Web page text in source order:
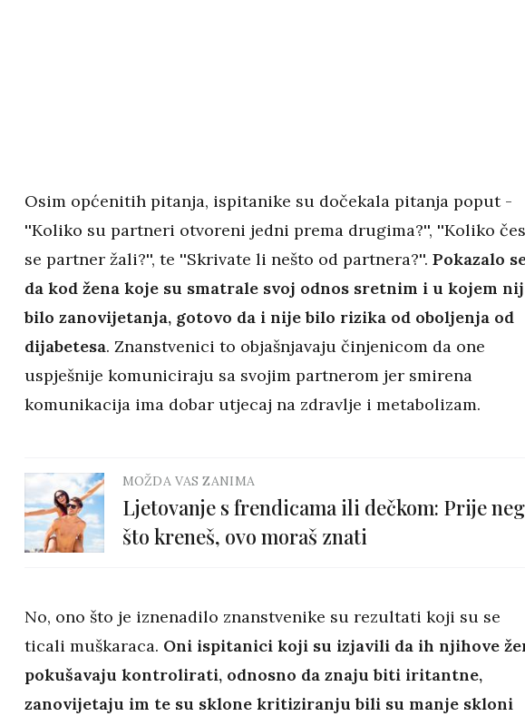
Osim općenitih pitanja, ispitanike su dočekala pitanja poput -
''Koliko su partneri otvoreni jedni prema drugima?'', ''Koliko
se partner žali?'', te ''Skrivate li nešto od partnera?''. Pokazalo
da kod žena koje su smatrale svoj odnos sretnim i u kojem
bilo zanovijetanja, gotovo da i nije bilo rizika od oboljenja od
dijabetesa. Znanstvenici to objašnjavaju činjenicom da one
uspješnije komuniciraju sa svojim partnerom jer smirena
komunikacija ima dobar utjecaj na zdravlje i metabolizam.
MOŽDA VAS ZANIMA
Ljetovanje s frendicama ili dečkom: Prije
što kreneš, ovo moraš znati
No, ono što je iznenadilo znanstvenike su rezultati koji su se
ticali muškaraca. Oni ispitanici koji su izjavili da ih njihove
pokušavaju kontrolirati, odnosno da znaju biti iritantne,
zanovijetaju im te su sklone kritiziranju bili su manje skloni